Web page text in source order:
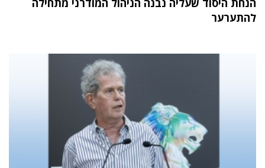
הנחת היסוד שעליה נבנה הניהול המודרני מתחילה
להתערער